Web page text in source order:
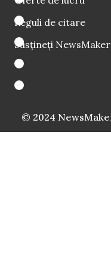
Reguli de citare
Susțineți
© 2024